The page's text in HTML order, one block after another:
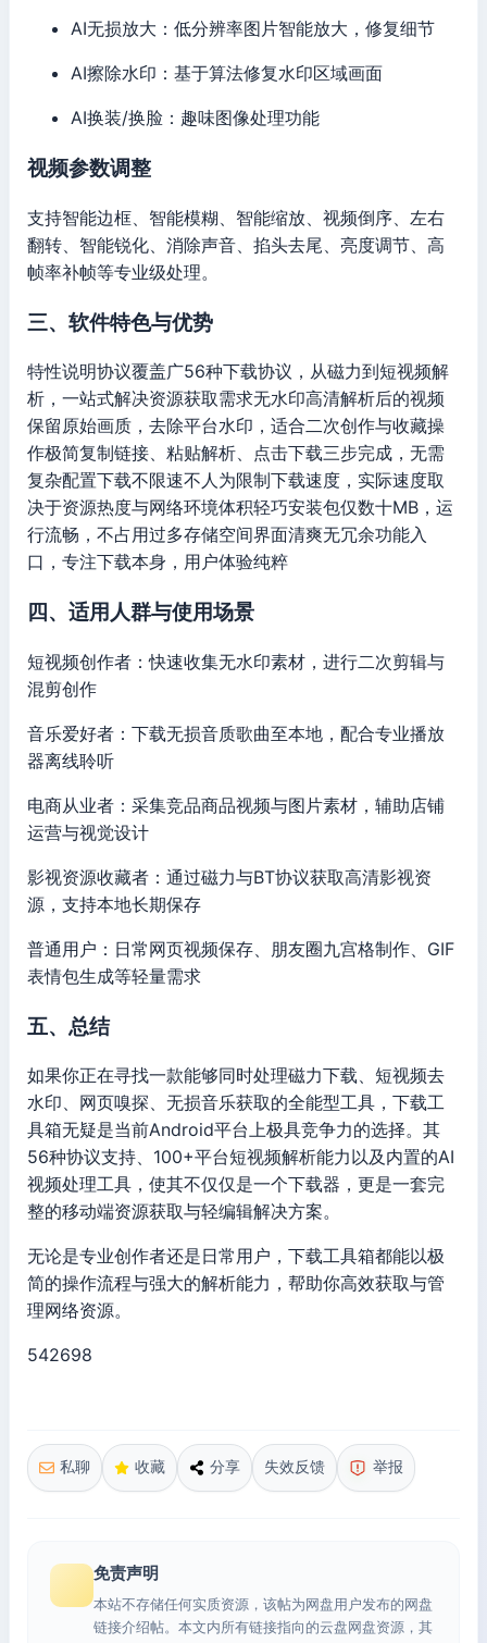
AI无损放大：低分辨率图片智能放大，修复细节
AI擦除水印：基于算法修复水印区域画面
AI换装/换脸：趣味图像处理功能
视频参数调整
支持智能边框、智能模糊、智能缩放、视频倒序、左右
翻转、智能锐化、消除声音、掐头去尾、亮度调节、高
帧率补帧等专业级处理。
三、软件特色与优势
特性说明协议覆盖广56种下载协议，从磁力到短视频解
析，一站式解决资源获取需求无水印高清解析后的视频
保留原始画质，去除平台水印，适合二次创作与收藏操
作极简复制链接、粘贴解析、点击下载三步完成，无需
复杂配置下载不限速不人为限制下载速度，实际速度取
决于资源热度与网络环境体积轻巧安装包仅数十MB，运
行流畅，不占用过多存储空间界面清爽无冗余功能入
口，专注下载本身，用户体验纯粹
四、适用人群与使用场景
短视频创作者：快速收集无水印素材，进行二次剪辑与
混剪创作
音乐爱好者：下载无损音质歌曲至本地，配合专业播放
器离线聆听
电商从业者：采集竞品商品视频与图片素材，辅助店铺
运营与视觉设计
影视资源收藏者：通过磁力与BT协议获取高清影视资
源，支持本地长期保存
普通用户：日常网页视频保存、朋友圈九宫格制作、GIF
表情包生成等轻量需求
五、总结
如果你正在寻找一款能够同时处理磁力下载、短视频去
水印、网页嗅探、无损音乐获取的全能型工具，下载工
具箱无疑是当前Android平台上极具竞争力的选择。其
56种协议支持、100+平台短视频解析能力以及内置的AI
视频处理工具，使其不仅仅是一个下载器，更是一套完
整的移动端资源获取与轻编辑解决方案。
无论是专业创作者还是日常用户，下载工具箱都能以极
简的操作流程与强大的解析能力，帮助你高效获取与管
理网络资源。
542698
私聊 收藏 分享 失效反馈 举报
免责声明
本站不存储任何实质资源，该帖为网盘用户发布的网盘
链接介绍帖。本文内所有链接指向的云盘网盘资源，其